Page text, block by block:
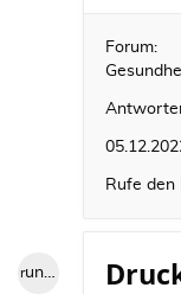
Forum:
Rufe
runningwild1